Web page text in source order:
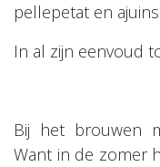
pellepetat en
In al zijn eenvoud
Bij het brouwen
Want in de zomer